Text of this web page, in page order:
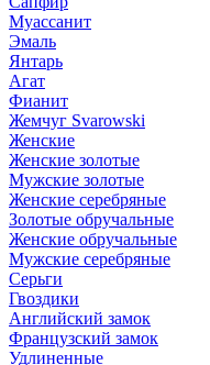
Муассанит
Эмаль
Янтарь
Агат
Фианит
Жемчуг Svarowski
Женские
Женские золотые
Мужские золотые
Женские серебряные
Золотые обручальные
Женские обручальные
Мужские серебряные
Серьги
Гвоздики
Английский замок
Французский замок
Удлиненные